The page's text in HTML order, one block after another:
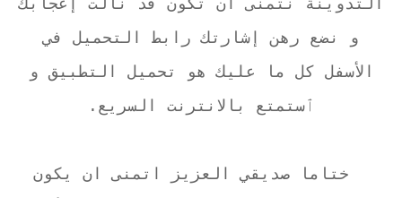
التدوينة نتمنى أن تكون قد نالت إعجابك
و نضع رهن إشارتك رابط التحميل في
الأسفل كل ما عليك هو تحميل التطبيق و
ٱستمتع بالانترنت السريع.
ختاما صديقي العزيز اتمنى ان يكون